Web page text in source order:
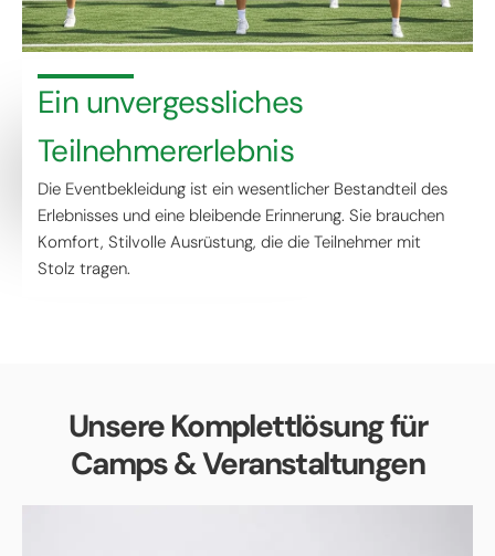
Ein unvergessliches
Teilnehmererlebnis
Die Eventbekleidung ist ein wesentlicher Bestandteil des
Erlebnisses und eine bleibende Erinnerung. Sie brauchen
Komfort, Stilvolle Ausrüstung, die die Teilnehmer mit
Stolz tragen.
Unsere Komplettlösung für
Camps & Veranstaltungen